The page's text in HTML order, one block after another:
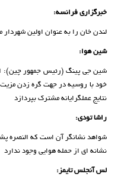
خبرگزاری فرانسه:
لندن خان را به عنوان اولین شهردار
شین هوا:
شین جی پینگ (رئیس جمهور چین):
خود با روسیه در جهت گره زدن
نتایج عملگرایانه مشترک بپردازد
راشا تودی:
شواهد نشانگر آن است که النصره
نشانه ای از حمله هوایی وجود ندارد
لس آنجلس تایمز: